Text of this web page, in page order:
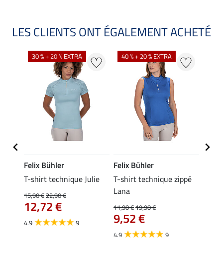
LES CLIENTS ONT ÉGALEMENT ACHETÉ
30 % + 20 % EXTRA
Felix Bühler
T-shirt technique Julie
15,90 €22,90 €
12,72 €
4.9 9
40 % + 20 % EXTRA
Felix Bühler
T-shirt technique zippé
Lana
11,90 €19,90 €
9,52 €
4.9 9